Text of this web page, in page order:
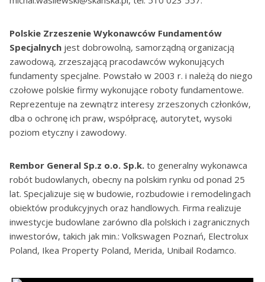
Polskie Zrzeszenie Wykonawców Fundamentów
Specjalnych jest dobrowolną, samorządną organizacją
zawodową, zrzeszającą pracodawców wykonujących
fundamenty specjalne. Powstało w 2003 r. i należą do niego
czołowe polskie firmy wykonujące roboty fundamentowe.
Reprezentuje na zewnątrz interesy zrzeszonych członków,
dba o ochronę ich praw, współpracę, autorytet, wysoki
poziom etyczny i zawodowy.
Rembor General Sp.z o.o. Sp.k. to generalny wykonawca
robót budowlanych, obecny na polskim rynku od ponad 25
lat. Specjalizuje się w budowie, rozbudowie i remodelingach
obiektów produkcyjnych oraz handlowych. Firma realizuje
inwestycje budowlane zarówno dla polskich i zagranicznych
inwestorów, takich jak min.: Volkswagen Poznań, Electrolux
Poland, Ikea Property Poland, Merida, Unibail Rodamco.